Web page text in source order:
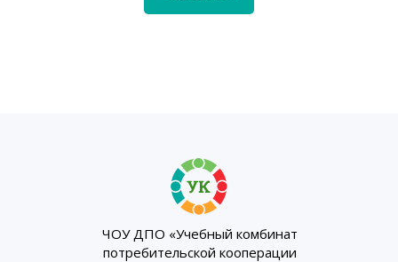
ЧОУ ДПО «Учебный комбинат
потребительской кооперации